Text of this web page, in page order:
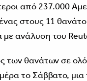
από 237.000
στους 11
ανάλυση του
των θανάτων σε
το Σάββατο,